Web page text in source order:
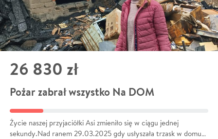
26 830 zł
Pożar zabrał wszystko Na DOM
Życie naszej przyjaciółki Asi zmieniło się w ciągu jednej
sekundy.Nad ranem 29.03.2025 gdy usłyszała trzask w domu…